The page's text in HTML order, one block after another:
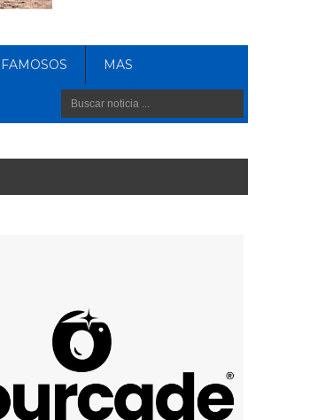
FAMOSOS MAS